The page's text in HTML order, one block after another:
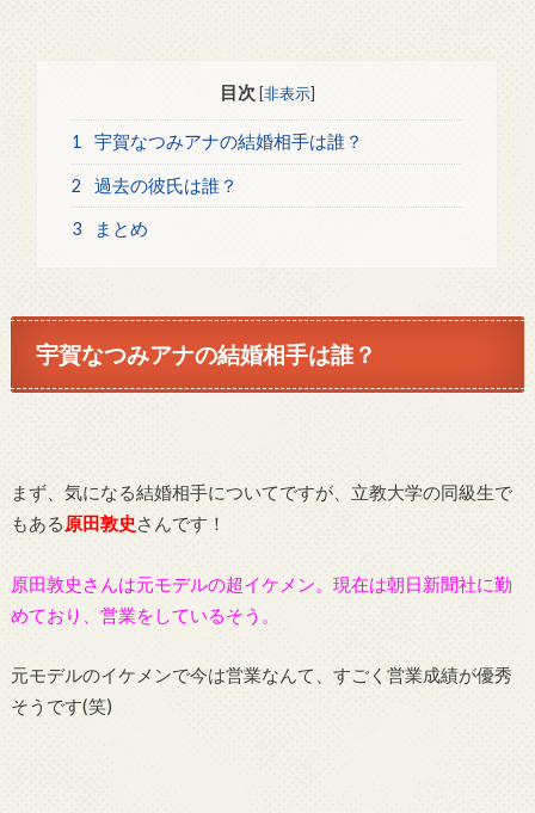
目次 [非表示]
1 宇賀なつみアナの結婚相手は誰？
2 過去の彼氏は誰？
3 まとめ
宇賀なつみアナの結婚相手は誰？
まず、気になる結婚相手についてですが、立教大学の同級生で
もある 原田敦史さんです！
原田敦史さんは元モデルの超イケメン。現在は朝日新聞社に勤
めており、営業をしているそう。
元モデルのイケメンで今は営業なんて、すごく営業成績が優秀
そうです(笑)